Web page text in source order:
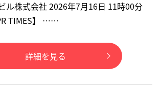
ル株式会社 2026年7月16日 11時00分
TIMES】 ……
詳細を見る